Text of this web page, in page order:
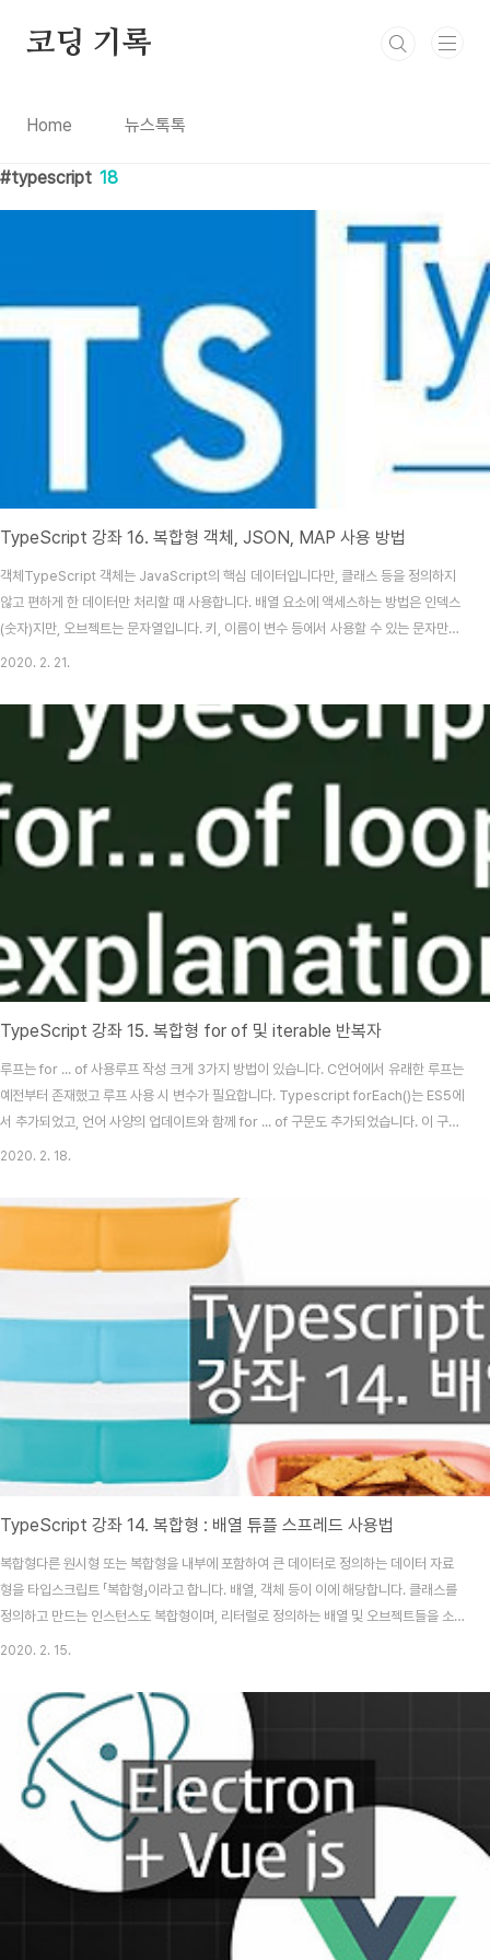
코딩 기록
Home 뉴스톡톡
typescript 18
TypeScript 강좌 16. 복합형 객체, JSON, MAP 사용 방법
객체TypeScript 객체는 JavaScript의 핵심 데이터입니다만, 클래스 등을 정의하지
않고 편하게 한 데이터만 처리할 때 사용합니다. 배열 요소에 액세스하는 방법은 인덱스
(숫자)지만, 오브젝트는 문자열입니다. 키, 이름이 변수 등에서 사용할 수 있는 문자만으
로 구성되었다면, 이름(문자열)을 그대로 쓸 수 있습니다. 하지만, 공백이나 마이너스 등
다면 [ ]로 묶습니다. const key = 'favorite drink'; const smallAnimal = {
name: "작은동물", favorite: "작은옷", 'home town': "관악구 경찰서 있는 곳",
[key]: "스트링 제로"}; // 참조는 '..
2020. 2. 21.
TypeScript 강좌 15. 복합형 for of 및 iterable 반복자
루프는 for ... of 사용루프 작성 크게 3가지 방법이 있습니다. C언어에서 유래한 루프는
예전부터 존재했고 루프 사용 시 변수가 필요합니다. Typescript forEach()는 ES5에
서 추가되었고, 언어 사양의 업데이트와 함께 for ... of 구문도 추가되었습니다. 이 구문
은 Array, Set, Map, String 등의 반복 가능한(iterable) 객체(오브젝트)를 대상으로
타입스크립트 코드를 함수형 스타일로 통일하기 위해 for ... of를 금지하고, forEach()
만 사용한다는 코딩 표준을 정하는 회사도 있습니다(Airbnb). var iterable = ["김일
2020. 2. 18.
TypeScript 강좌 14. 복합형 : 배열 튜플 스프레드 사용법
복합형다른 원시형 또는 복합형을 내부에 포함하여 큰 데이터로 정의하는 데이터 자료
형을 타입스크립트 「복합형」이라고 합니다. 배열, 객체 등이 이에 해당합니다. 클래스를
정의하고 만드는 인스턴스도 복합형이며, 리터럴로 정의하는 배열 및 오브젝트들을 소
개합니다. 배열배열은 TypeScript에서 많이 사용되는 리터럴입니다. 스프레드 구문,
열은 다음에 소개하는 개체뿐만 아니라 리터럴로 정의할 수 있는 타입스크립트 복합형
중 하나입니다. // 변수에 대입. 자료형을 부여하고 [ ] = 여기에 요소를 삽입합니다// 자
료형이 똑같으면, 자료형 생략 가능합니다const years: number[] = [2019, 2020,
202..
2020. 2. 15.